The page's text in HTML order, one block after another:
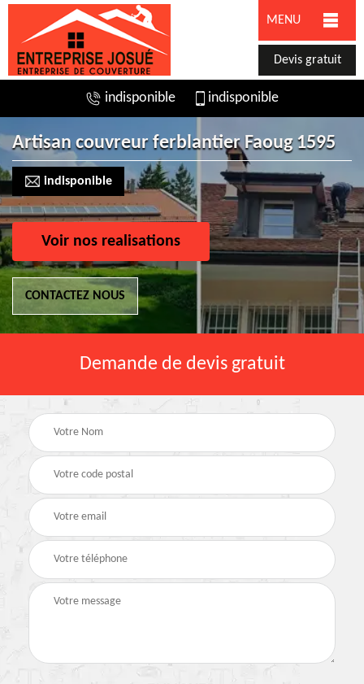
MENU
Devis gratuit
indisponible indisponible
Artisan couvreur ferblantier Faoug 1595
indisponible
Voir nos realisations
CONTACTEZ NOUS
Demande de devis gratuit